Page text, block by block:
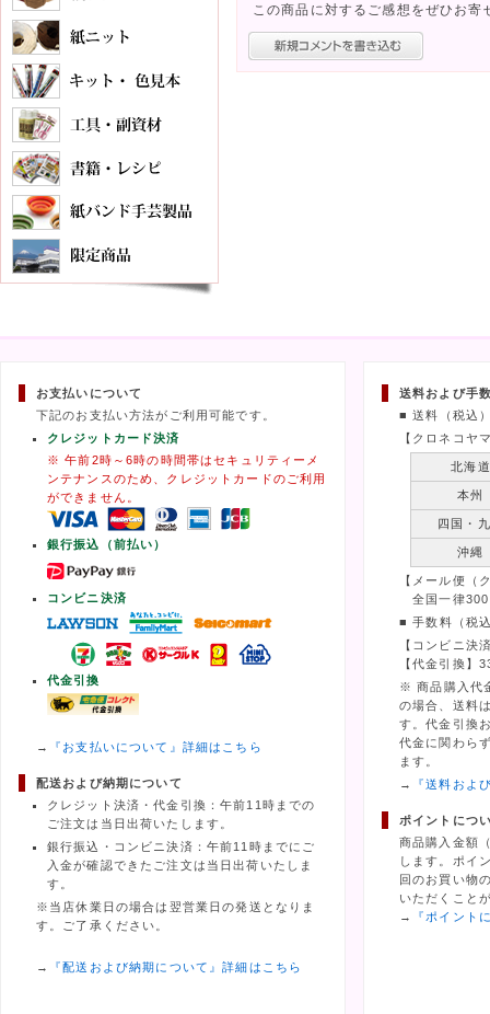
この商品に対するご感想をぜひお寄
お支払いについて
下記のお支払い方法がご利用可能です。
クレジットカード決済
※ 午前2時～6時の時間帯はセキュリティーメ
ンテナンスのため、クレジットカードのご利用
ができません。
銀行振込（前払い）
コンビニ決済
代金引換
→ 『お支払いについて』詳細はこちら
配送および納期について
クレジット決済・代金引換：午前11時までの
ご注文は当日出荷いたします。
銀行振込・コンビニ決済：午前11時までにご
入金が確認できたご注文は当日出荷いたしま
す。
※当店休業日の場合は翌営業日の発送となりま
す。ご了承ください。
→ 『配送および納期について』詳細はこちら
送料および手
■ 送料（税込
【クロネコヤ
北海道
本州
四国・
沖縄
【メール便（
全国一律300
■ 手数料（税
【コンビニ決
【代金引換】
※ 商品購入代
の場合、送料
す。代金引換
代金に関わら
ます。
→
『送料およ
ポイントにつ
商品購入金額
します。ポイ
回のお買い物
いただくこと
→
『ポイント